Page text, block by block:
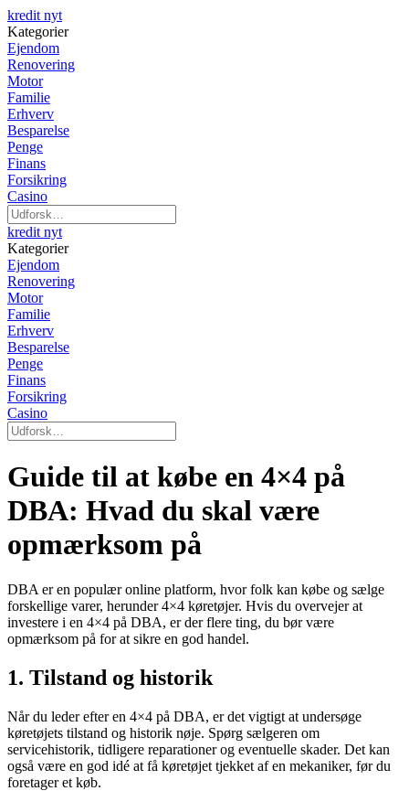
kredit nyt
Kategorier
Ejendom
Renovering
Motor
Familie
Erhverv
Besparelse
Penge
Finans
Forsikring
Casino
kredit nyt
Kategorier
Ejendom
Renovering
Motor
Familie
Erhverv
Besparelse
Penge
Finans
Forsikring
Casino
Guide til at købe en 4×4 på
DBA: Hvad du skal være
opmærksom på
DBA er en populær online platform, hvor folk kan købe og sælge
forskellige varer, herunder 4×4 køretøjer. Hvis du overvejer at
investere i en 4×4 på DBA, er der flere ting, du bør være
opmærksom på for at sikre en god handel.
1. Tilstand og historik
Når du leder efter en 4×4 på DBA, er det vigtigt at undersøge
køretøjets tilstand og historik nøje. Spørg sælgeren om
servicehistorik, tidligere reparationer og eventuelle skader. Det kan
også være en god idé at få køretøjet tjekket af en mekaniker, før du
foretager et køb.